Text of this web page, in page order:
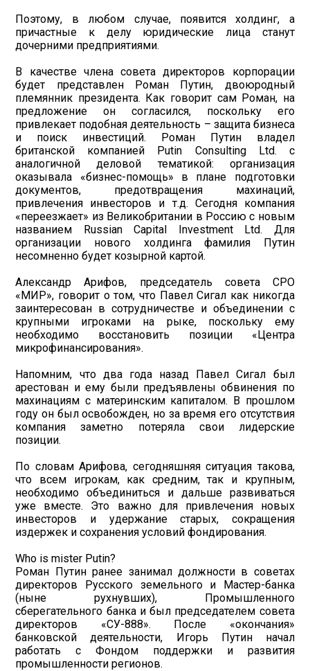
Поэтому, в любом случае, появится холдинг, а
причастные к делу юридические лица станут
дочерними предприятиями.
В качестве члена совета директоров корпорации
будет представлен Роман Путин, двоюродный
племянник президента. Как говорит сам Роман, на
предложение он согласился, поскольку его
привлекает подобная деятельность – защита бизнеса
и поиск инвестиций. Роман Путин владел
британской компанией Putin Consulting Ltd. с
аналогичной деловой тематикой: организация
оказывала «бизнес-помощь» в плане подготовки
документов, предотвращения махинаций,
привлечения инвесторов и т.д. Сегодня компания
«переезжает» из Великобритании в Россию с новым
названием Russian Capital Investment Ltd. Для
организации нового холдинга фамилия Путин
несомненно будет козырной картой.
Александр Арифов, председатель совета СРО
«МИР», говорит о том, что Павел Сигал как никогда
заинтересован в сотрудничестве и объединении с
крупными игроками на рыке, поскольку ему
необходимо восстановить позиции «Центра
микрофинансирования».
Напомним, что два года назад Павел Сигал был
арестован и ему были предъявлены обвинения по
махинациям с материнским капиталом. В прошлом
году он был освобожден, но за время его отсутствия
компания заметно потеряла свои лидерские
позиции.
По словам Арифова, сегодняшняя ситуация такова,
что всем игрокам, как средним, так и крупным,
необходимо объединиться и дальше развиваться
уже вместе. Это важно для привлечения новых
инвесторов и удержание старых, сокращения
издержек и сохранения условий фондирования.
Who is mister Putin?
Роман Путин ранее занимал должности в советах
директоров Русского земельного и Мастер-банка
(ныне рухнувших), Промышленного
сберегательного банка и был председателем совета
директоров «СУ-888». После «окончания»
банковской деятельности, Игорь Путин начал
работать с Фондом поддержки и развития
промышленности регионов.